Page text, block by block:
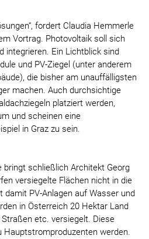
fordert Claudia Hemmerle
Vortrag. Photovoltaik soll sich
integrieren. Ein Lichtblick sind
und PV-Ziegel (unter anderem
die bisher am unauffälligsten
machen. Auch durchsichtige
platziert werden,
und scheinen eine
in Graz zu sein.
bringt schließlich Architekt Georg
versiegelte Flächen nicht in die
damit PV-Anlagen auf Wasser und
in Österreich 20 Hektar Land
etc. versiegelt. Diese
Hauptstromproduzenten werden.